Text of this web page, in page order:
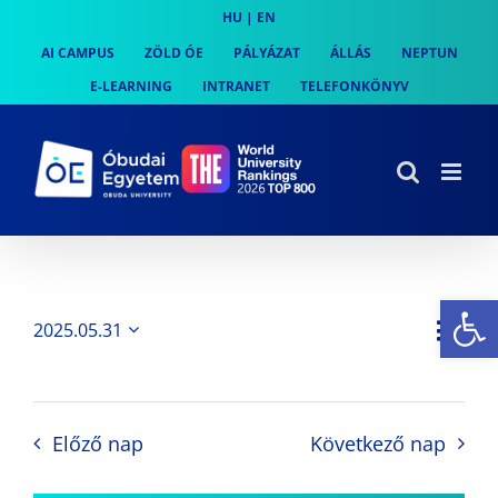
content
HU | EN
AI CAMPUS
ZÖLD ÓE PÁLYÁZAT ÁLLÁS
NEPTUN
E-LEARNING
INTRANET TELEFONKÖNYV
Nap
2025.05.31
Előző nap Következő nap